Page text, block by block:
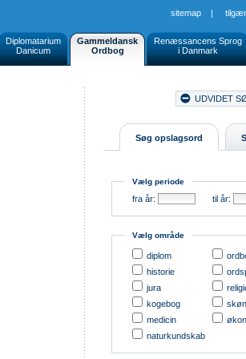
sitemap |
Diplomatarium
Danicum
Gammeldansk
Ordbog
Renæssancens Sprog
i Danmark
UDVIDET
Søg opslagsord
Vælg periode
fra år: til år:
Vælg område
diplom
historie
jura
kogebog
medicin
naturkundskab